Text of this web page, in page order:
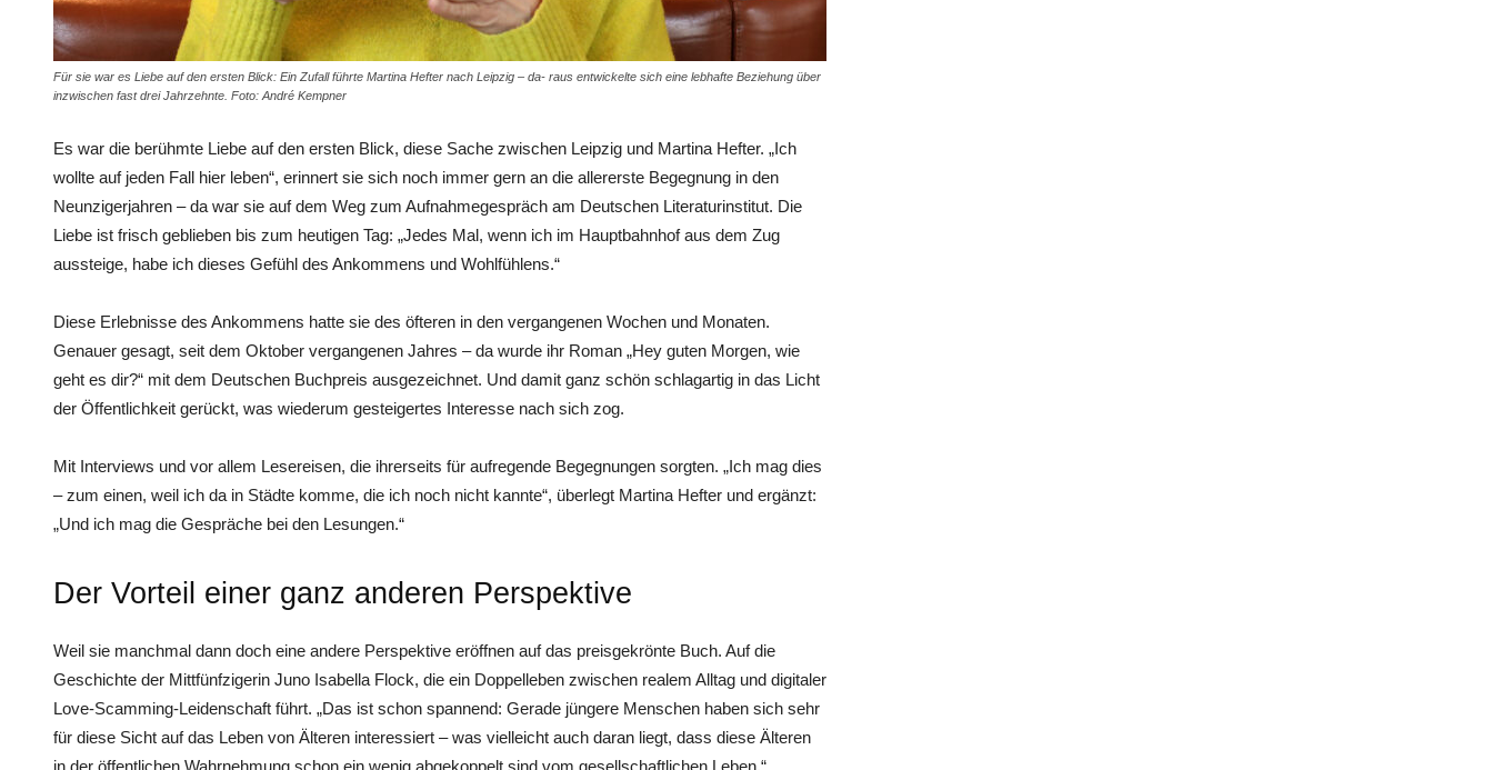
Für sie war es Liebe auf den ersten Blick: Ein Zufall führte Martina Hefter nach Leipzig – da- raus entwickelte sich eine lebhafte Beziehung über
inzwischen fast drei Jahrzehnte. Foto: André Kempner
Es war die berühmte Liebe auf den ersten Blick, diese Sache zwischen Leipzig und Martina Hefter. „Ich
wollte auf jeden Fall hier leben“, erinnert sie sich noch immer gern an die allererste Begegnung in den
Neunzigerjahren – da war sie auf dem Weg zum Aufnahmegespräch am Deutschen Literaturinstitut. Die
Liebe ist frisch geblieben bis zum heutigen Tag: „Jedes Mal, wenn ich im Hauptbahnhof aus dem Zug
aussteige, habe ich dieses Gefühl des Ankommens und Wohlfühlens.“
Diese Erlebnisse des Ankommens hatte sie des öfteren in den vergangenen Wochen und Monaten.
Genauer gesagt, seit dem Oktober vergangenen Jahres – da wurde ihr Roman „Hey guten Morgen, wie
geht es dir?“ mit dem Deutschen Buchpreis ausgezeichnet. Und damit ganz schön schlagartig in das Licht
der Öffentlichkeit gerückt, was wiederum gesteigertes Interesse nach sich zog.
Mit Interviews und vor allem Lesereisen, die ihrerseits für aufregende Begegnungen sorgten. „Ich mag dies
– zum einen, weil ich da in Städte komme, die ich noch nicht kannte“, überlegt Martina Hefter und ergänzt:
„Und ich mag die Gespräche bei den Lesungen.“
Der Vorteil einer ganz anderen Perspektive
Weil sie manchmal dann doch eine andere Perspektive eröffnen auf das preisgekrönte Buch. Auf die
Geschichte der Mittfünfzigerin Juno Isabella Flock, die ein Doppelleben zwischen realem Alltag und digitaler
Love-Scamming-Leidenschaft führt. „Das ist schon spannend: Gerade jüngere Menschen haben sich sehr
für diese Sicht auf das Leben von Älteren interessiert – was vielleicht auch daran liegt, dass diese Älteren
in der öffentlichen Wahrnehmung schon ein wenig abgekoppelt sind vom gesellschaftlichen Leben.“